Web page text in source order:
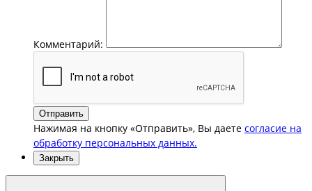
Комментарий:
Отправить
Нажимая на кнопку «Отправить», Вы даете согласие на
обработку персональных данных.
Закрыть